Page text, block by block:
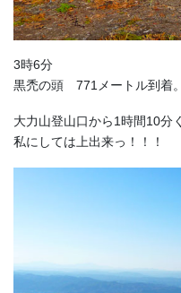
3時6分
黒禿の頭 771メートル到着
大力山登山口から1時間10分
私にしては上出来っ！！！